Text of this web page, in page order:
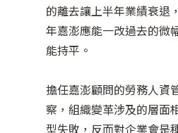
的離去讓上半年業績衰退
年嘉澎應能一改過去的微
能持平。
擔任嘉澎顧問的勞務人資
察，組織變革涉及的層面
型失敗，反而對企業會是